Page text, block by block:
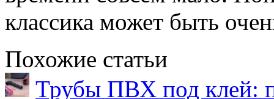
классика может быть
Похожие статьи
Трубы ПВХ под клей: